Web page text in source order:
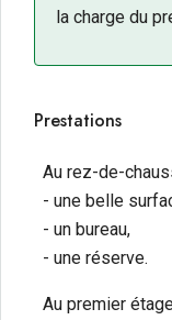
la charge du
Prestations
Au rez-de-
- une belle
- un bureau,
- une réserve.
Au premier